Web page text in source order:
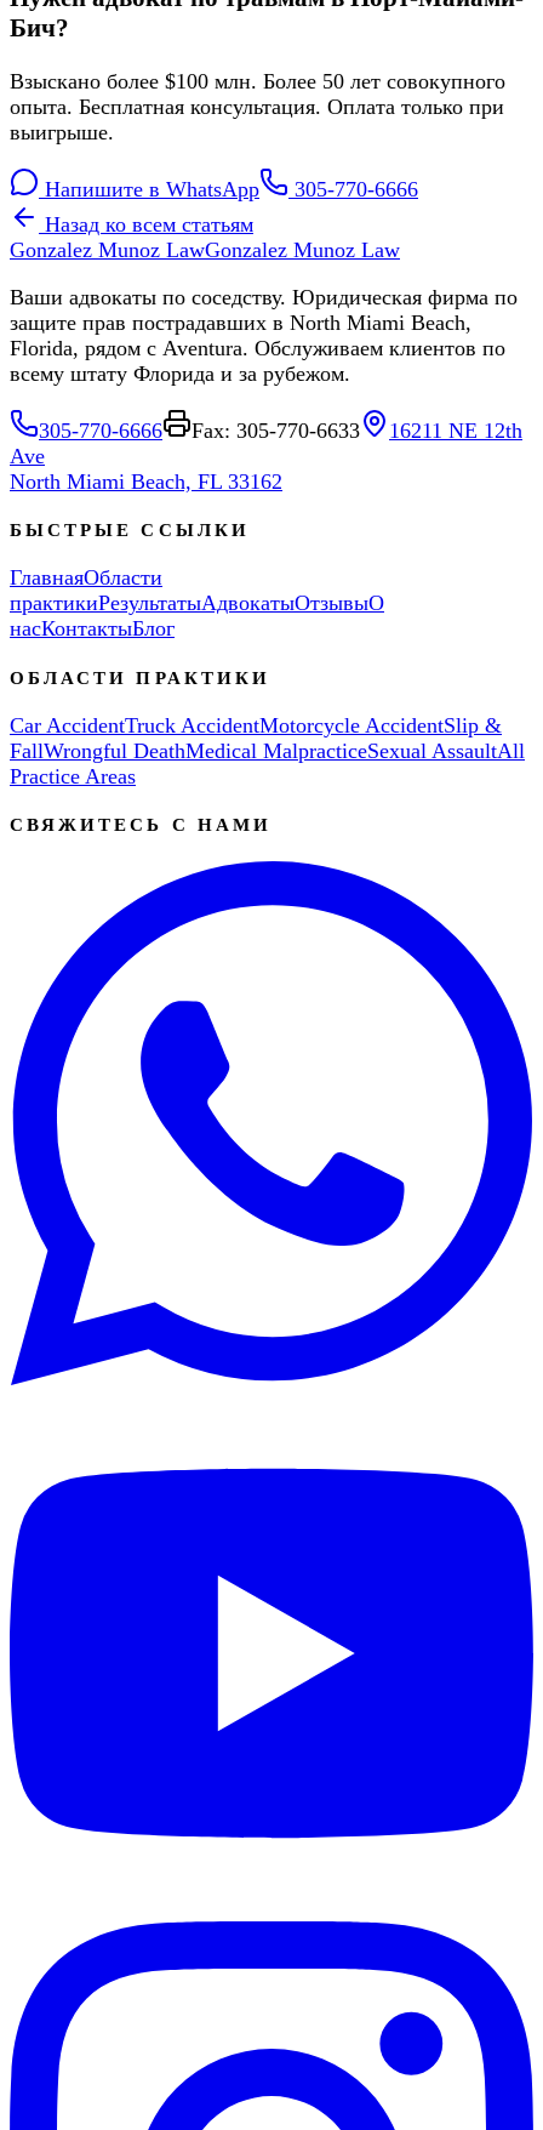
Бич?
Взыскано более $100 млн. Более 50 лет совокупного
опыта. Бесплатная консультация. Оплата только при
выигрыше.
Напишите в WhatsApp
305-770-6666
Назад ко всем статьям
Gonzalez Munoz LawGonzalez Munoz Law
Ваши адвокаты по соседству. Юридическая фирма по
защите прав пострадавших в North Miami Beach,
Florida, рядом с Aventura. Обслуживаем клиентов по
всему штату Флорида и за рубежом.
305-770-6666 Fax: 305-770-6633
16211 NE 12th
Ave
North Miami Beach, FL 33162
БЫСТРЫЕ ССЫЛКИ
ГлавнаяОбласти
практикиРезультатыАдвокатыОтзывыО
насКонтактыБлог
ОБЛАСТИ ПРАКТИКИ
Car AccidentTruck AccidentMotorcycle AccidentSlip &
FallWrongful DeathMedical MalpracticeSexual AssaultAll
Practice Areas
СВЯЖИТЕСЬ С НАМИ